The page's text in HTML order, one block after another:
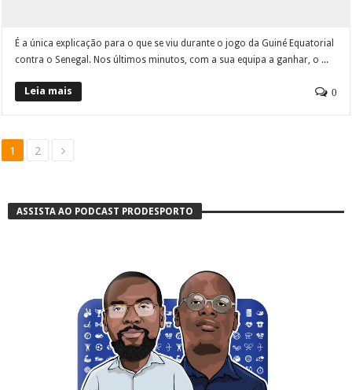
É a única explicação para o que se viu durante o jogo da Guiné Equatorial
contra o Senegal. Nos últimos minutos, com a sua equipa a ganhar, o ...
Leia mais 0
1 2
ASSISTA AO PODCAST PRODESPORTO